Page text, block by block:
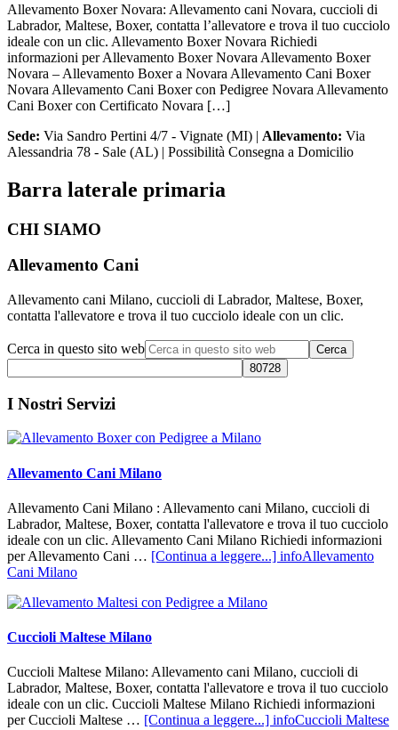
Allevamento Boxer Novara: Allevamento cani Novara, cuccioli di
Labrador, Maltese, Boxer, contatta l’allevatore e trova il tuo cucciolo
ideale con un clic. Allevamento Boxer Novara Richiedi
informazioni per Allevamento Boxer Novara Allevamento Boxer
Novara – Allevamento Boxer a Novara Allevamento Cani Boxer
Novara Allevamento Cani Boxer con Pedigree Novara Allevamento
Cani Boxer con Certificato Novara […]
Sede: Via Sandro Pertini 4/7 - Vignate (MI) | Allevamento: Via
Alessandria 78 - Sale (AL) | Possibilità Consegna a Domicilio
Barra laterale primaria
CHI SIAMO
Allevamento Cani
Allevamento cani Milano, cuccioli di Labrador, Maltese, Boxer,
contatta l'allevatore e trova il tuo cucciolo ideale con un clic.
Cerca in questo sito web
I Nostri Servizi
Allevamento Cani Milano
Allevamento Cani Milano : Allevamento cani Milano, cuccioli di
Labrador, Maltese, Boxer, contatta l'allevatore e trova il tuo cucciolo
ideale con un clic. Allevamento Cani Milano Richiedi informazioni
per Allevamento Cani … [Continua a leggere...] infoAllevamento
Cani Milano
Cuccioli Maltese Milano
Cuccioli Maltese Milano: Allevamento cani Milano, cuccioli di
Labrador, Maltese, Boxer, contatta l'allevatore e trova il tuo cucciolo
ideale con un clic. Cuccioli Maltese Milano Richiedi informazioni
per Cuccioli Maltese … [Continua a leggere...] infoCuccioli Maltese